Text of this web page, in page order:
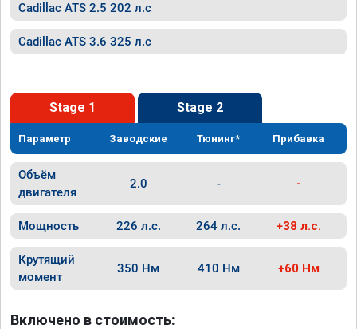
Cadillac ATS 2.5 202 л.с
Cadillac ATS 3.6 325 л.с
Stage 1 Stage 2
Параметр Заводские Тюнинг* Прибавка
Объём
двигателя
2.0 - -
Мощность 226 л.с. 264 л.с. +38 л.с.
Крутящий
момент
350 Нм 410 Нм +60 Нм
Включено в стоимость: